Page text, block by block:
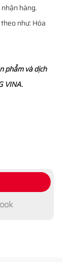
hàng.
như: Hóa
phẩm và dịch
VINA.